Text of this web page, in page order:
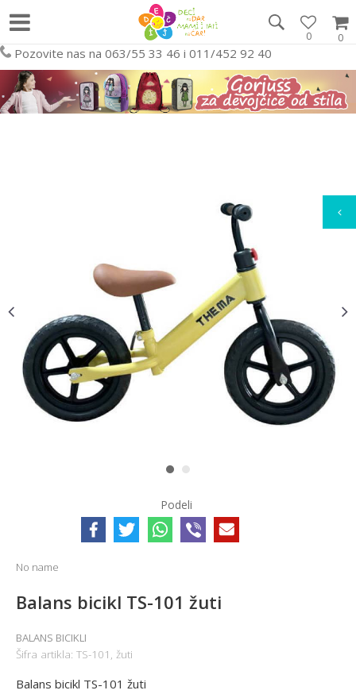
0
0
Pozovite nas na 063/55 33 46 i 011/452 92 40
1 2
Podeli
No name
Balans bicikl TS-101 žuti
BALANS BICIKLI
Šifra artikla: TS-101, žuti
Balans bicikl TS-101 žuti